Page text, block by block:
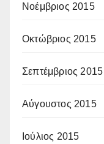
Νοέμβριος 2015
Οκτώβριος 2015
Σεπτέμβριος 2015
Αύγουστος 2015
Ιούλιος 2015